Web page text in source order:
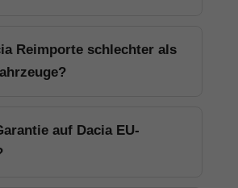
Reimporte schlechter als
auf Dacia EU-